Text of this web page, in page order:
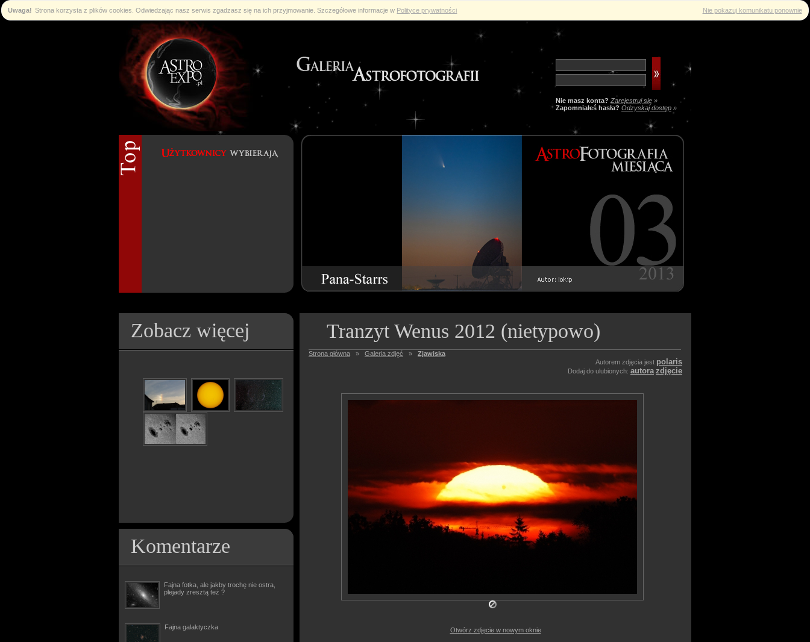
Uwaga! Strona korzysta z plików cookies. Odwiedzając nasz serwis zgadzasz się na ich przyjmowanie. Szczegółowe informacje w Polityce prywatności Nie pokazuj komunikatu ponownie
Nie masz konta? Zarejestruj się »
Zapomniałeś hasła? Odzyskaj dostęp »
Zobacz więcej
Komentarze
Fajna fotka, ale jakby trochę nie ostra,
plejady zresztą też ?
Fajna galaktyczka
Tranzyt Wenus 2012 (nietypowo)
Strona główna » Galeria zdjęć » Zjawiska
Autorem zdjęcia jest polaris
Dodaj do ulubionych: autora zdjęcie
Otwórz zdjęcie w nowym oknie